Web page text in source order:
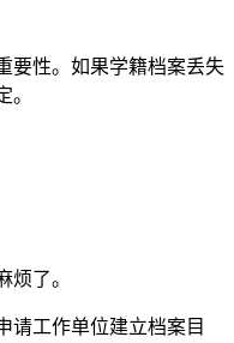
要性。如果学籍档案丢失
了。
请工作单位建立档案目